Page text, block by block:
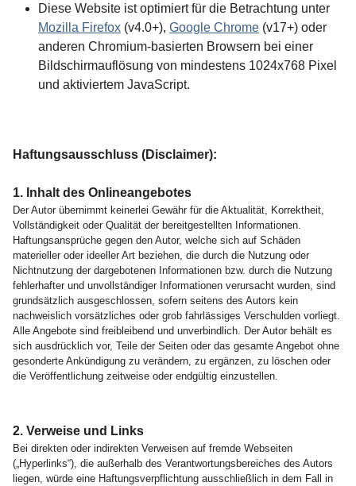
Diese Website ist optimiert für die Betrachtung unter
Mozilla Firefox (v4.0+), Google Chrome (v17+) oder
anderen Chromium-basierten Browsern bei einer
Bildschirmauflösung von mindestens 1024x768 Pixel
und aktiviertem JavaScript.
Haftungsausschluss (Disclaimer):
1. Inhalt des Onlineangebotes
Der Autor übernimmt keinerlei Gewähr für die Aktualität, Korrektheit,
Vollständigkeit oder Qualität der bereitgestellten Informationen.
Haftungsansprüche gegen den Autor, welche sich auf Schäden
materieller oder ideeller Art beziehen, die durch die Nutzung oder
Nichtnutzung der dargebotenen Informationen bzw. durch die Nutzung
fehlerhafter und unvollständiger Informationen verursacht wurden, sind
grundsätzlich ausgeschlossen, sofern seitens des Autors kein
nachweislich vorsätzliches oder grob fahrlässiges Verschulden vorliegt.
Alle Angebote sind freibleibend und unverbindlich. Der Autor behält es
sich ausdrücklich vor, Teile der Seiten oder das gesamte Angebot ohne
gesonderte Ankündigung zu verändern, zu ergänzen, zu löschen oder
die Veröffentlichung zeitweise oder endgültig einzustellen.
2. Verweise und Links
Bei direkten oder indirekten Verweisen auf fremde Webseiten
(„Hyperlinks“), die außerhalb des Verantwortungsbereiches des Autors
liegen, würde eine Haftungsverpflichtung ausschließlich in dem Fall in